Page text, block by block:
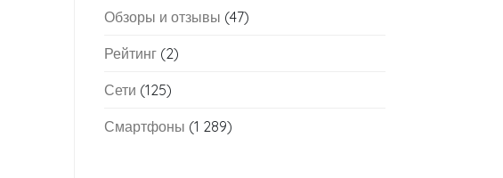
Обзоры и отзывы (47)
Рейтинг (2)
Сети (125)
Смартфоны (1 289)